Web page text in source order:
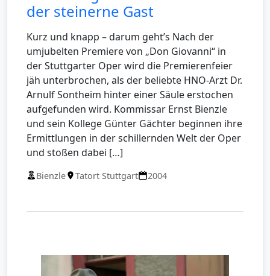
der steinerne Gast
Kurz und knapp – darum geht’s Nach der
umjubelten Premiere von „Don Giovanni“ in
der Stuttgarter Oper wird die Premierenfeier
jäh unterbrochen, als der beliebte HNO-Arzt Dr.
Arnulf Sontheim hinter einer Säule erstochen
aufgefunden wird. Kommissar Ernst Bienzle
und sein Kollege Günter Gächter beginnen ihre
Ermittlungen in der schillernden Welt der Oper
und stoßen dabei […]
Bienzle Tatort Stuttgart 2004